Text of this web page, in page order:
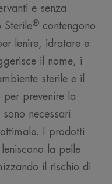
e senza
Sterile® contengono
lenire, idratare e
il nome, i
sterile e il
per prevenire la
necessari
I prodotti
la pelle
il rischio di